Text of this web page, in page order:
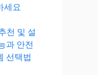
세요
천 및 설
과 안전
선택법